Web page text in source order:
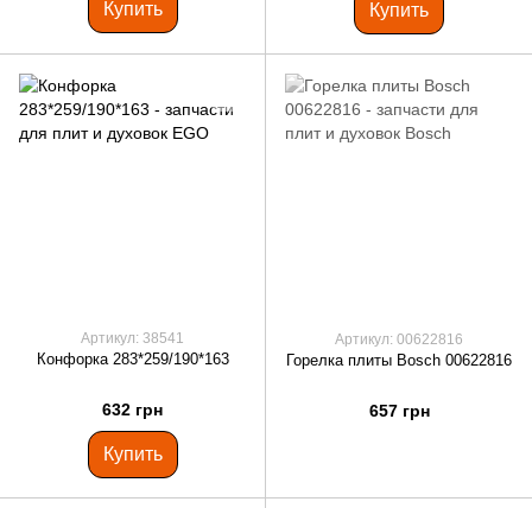
Купить Купить
Артикул: 38541
Конфорка 283*259/190*163
632 грн
Купить
Артикул: 00622816
Горелка плиты Bosch 00622816
657 грн